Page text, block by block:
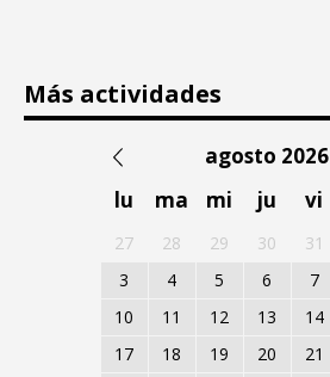
Más actividades
agosto 2026
lu
ma mi ju vi
27 28 29 30 31
3
4 5 6 7
10
11 12 13 14
17
18 19 20 21